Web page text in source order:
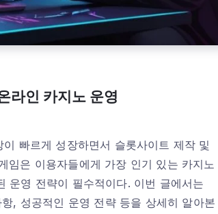
라인 카지노 운영
빠르게 성장하면서 슬롯사이트 제작 및
임은 이용자들에게 가장 인기 있는 카지노
운영 전략이 필수적이다. 이번 글에서는
, 성공적인 운영 전략 등을 상세히 알아본